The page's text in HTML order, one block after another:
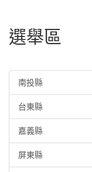
選舉區
南投縣
台東縣
嘉義縣
屏東縣